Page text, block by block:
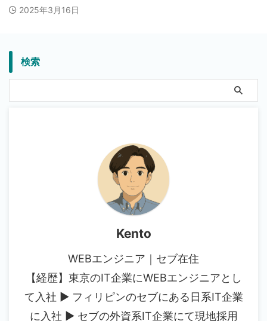
2025年3月16日
検索
Kento
WEBエンジニア｜セブ在住
【経歴】東京のIT企業にWEBエンジニアとし
て入社 ▶︎ フィリピンのセブにある日系IT企業
に入社 ▶︎ セブの外資系IT企業にて現地採用